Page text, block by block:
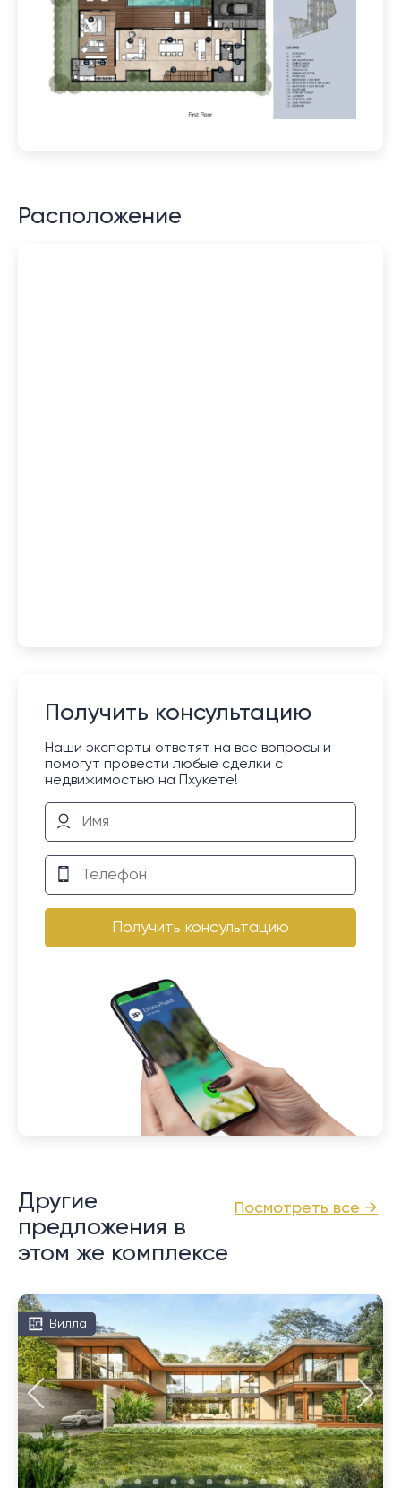
Расположение
Получить консультацию
Наши эксперты ответят на все вопросы и
помогут провести любые сделки с
недвижимостью на Пхукете!
Получить консультацию
Посмотреть все →
Другие
предложения в
этом же комплексе
Вилла